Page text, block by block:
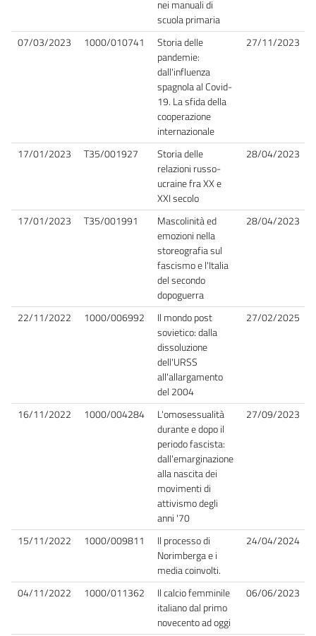
nei manuali di
scuola primaria
07/03/2023
1000/010741
Storia delle
pandemie:
dall'influenza
spagnola al Covid-
19. La sfida della
cooperazione
internazionale
27/11/2023
17/01/2023 T35/001927
Storia delle
relazioni russo-
ucraine fra XX e
XXI secolo
28/04/2023
17/01/2023 T35/001991
Mascolinità ed
emozioni nella
storeografia sul
fascismo e l'Italia
del secondo
dopoguerra
28/04/2023
22/11/2022 1000/006992
Il mondo post
sovietico: dalla
dissoluzione
dell'URSS
all'allargamento
del 2004
27/02/2025
16/11/2022 1000/004284
L'omosessualità
durante e dopo il
periodo fascista:
dall'emarginazione
alla nascita dei
movimenti di
attivismo degli
anni '70
27/09/2023
15/11/2022 1000/009811
Il processo di
Norimberga e i
media coinvolti.
24/04/2024
04/11/2022 1000/011362
Il calcio femminile
italiano dal primo
novecento ad oggi
06/06/2023